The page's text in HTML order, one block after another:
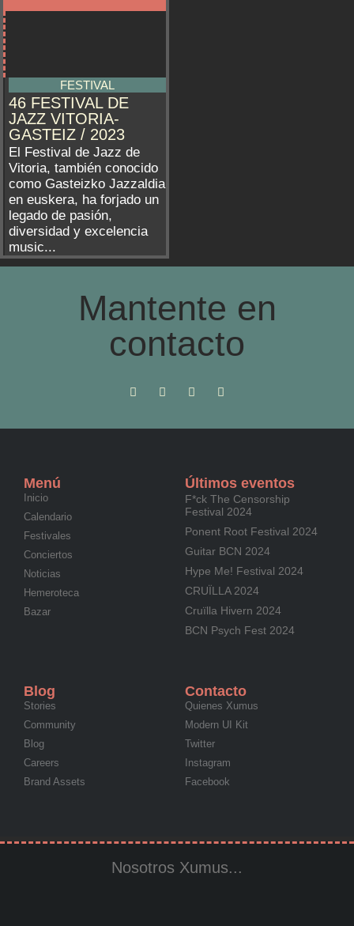
FESTIVAL
46 FESTIVAL DE
JAZZ VITORIA-
GASTEIZ / 2023
El Festival de Jazz de
Vitoria, también conocido
como Gasteizko Jazzaldia
en euskera, ha forjado un
legado de pasión,
diversidad y excelencia
music...
Mantente en
contacto
Menú
Inicio
Calendario
Festivales
Conciertos
Noticias
Hemeroteca
Bazar
Últimos eventos
F*ck The Censorship
Festival 2024
Ponent Root Festival 2024
Guitar BCN 2024
Hype Me! Festival 2024
CRUÏLLA 2024
Cruïlla Hivern 2024
BCN Psych Fest 2024
Blog
Stories
Community
Blog
Careers
Brand Assets
Contacto
Quienes Xumus
Modern UI Kit
Twitter
Instagram
Facebook
Nosotros Xumus...